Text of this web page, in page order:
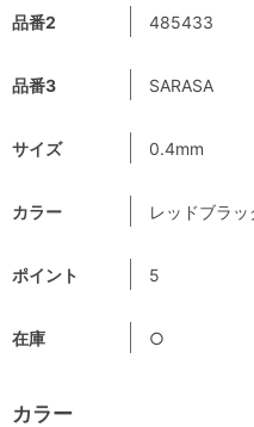
品番2 485433
品番3 SARASA
サイズ 0.4mm
カラー レッドブラッ
ポイント 5
在庫 ○
カラー